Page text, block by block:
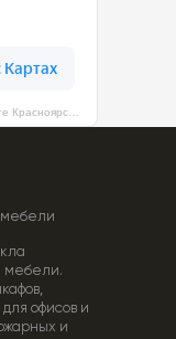
мебели
мебели.
офисов и
и